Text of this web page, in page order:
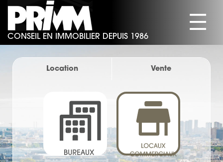
CONSEIL EN IMMOBILIER DEPUIS 1986
SOCIÉTÉ
COMMERCES
ACTIVITÉS/ENTREPÔTS
HABITATION
ACTUALITÉS
☰
Location Vente